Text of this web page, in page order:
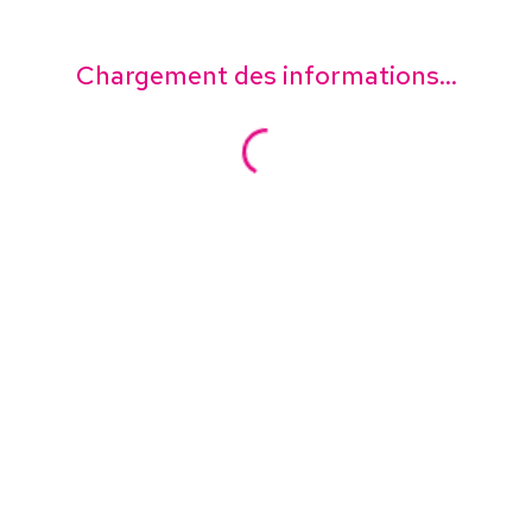
Chargement des informations...